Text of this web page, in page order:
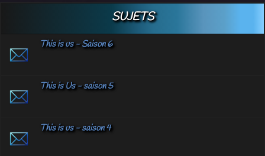
SUJETS
This is us - Saison 6
This is Us - saison 5
This is us - saison 4